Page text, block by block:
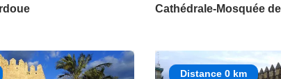
Cathédrale-Mosquée
Distance 0 km